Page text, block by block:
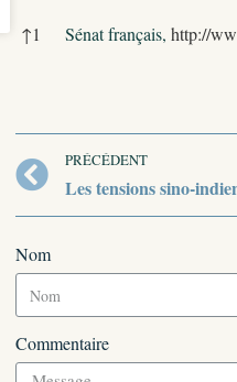
Références
↑1 Sénat français, http://
PRÉCÉDENT
Les tensions sino-
Nom
Commentaire